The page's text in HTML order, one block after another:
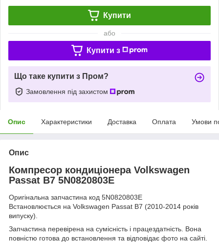
Купити
або
Купити з
Що таке купити з Пром?
Замовлення під захистом
Опис Характеристики Доставка Оплата Умови
Опис
Компресор кондиціонера Volkswagen
Passat B7 5N0820803E
Оригінальна запчастина код 5N0820803E
Встановлюється на Volkswagen Passat B7 (2010-2014 років
випуску).
Запчастина перевірена на сумісність і працездатність. Вона
повністю готова до встановлення та відповідає фото на сайті.